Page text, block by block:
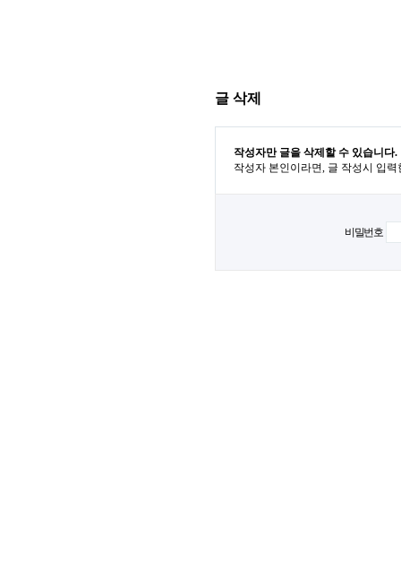
글 삭제
작성자만 글을 삭제할 수 있습니다.
작성자 본인이라면, 글 작성시 입
비밀번호